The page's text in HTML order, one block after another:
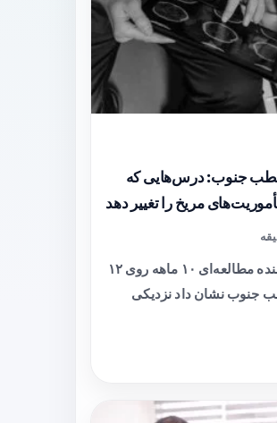
در قطب جنوب: درس‌هایی که
مریخ را تغییر دهد
خلاصه سریع برای خواننده مطالعه‌ای ۱۰ ماهه روی ۱۲
جنوب نشان داد نزدیکی